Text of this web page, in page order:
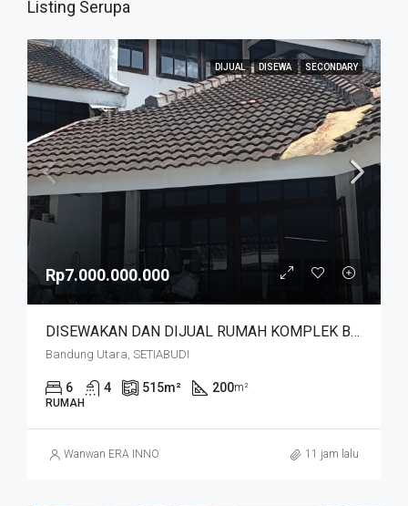
Listing Serupa
DIJUAL DISEWA SECONDARY
Rp7.000.000.000
DISEWAKAN DAN DIJUAL RUMAH KOMPLEK BUDISARI HEGARMANAH SETIABUDI DKT SECAPA AD DAN YOGYA SUPERMARKET BANDUNG KOTA
Bandung Utara, SETIABUDI
6 4 515m² 200m²
RUMAH
Wanwan ERA INNO 11 jam lalu